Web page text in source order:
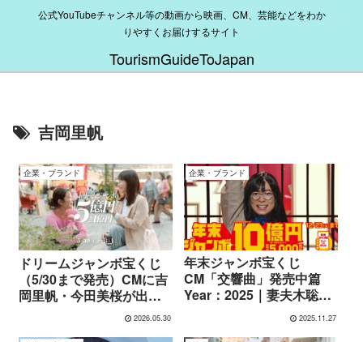
公式YouTubeチャンネル等の動画から映画、CM、芸能などをわか
りやすくお届けするサイト
TourismGuideToJapan
吉岡里帆
企業・ブランド
ドリームジャンボ宝くじ
（5/30まで発売）CMに吉
岡里帆・今田美桜が出
演！「ゴミ拾い」発売中
篇の心温まるストーリー
2026.05.30
企業・ブランド
年末ジャンボ宝くじ
CM「交響曲」発売中篇
Year：2025｜妻夫木聡＆
吉岡里帆らジャンボきょ
うだい×Adoが大合唱2025.11.27